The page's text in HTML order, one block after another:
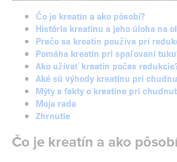
Čo je kreatín a ako pôsobí?
História kreatínu a jeho úloha na
Prečo sa kreatín používa pri
Pomáha kreatín pri spaľovaní
Ako užívať kreatín počas
Aké sú výhody kreatínu pri
Mýty a fakty o kreatíne pri
Moja rada
Zhrnutie
Čo je kreatín a ako